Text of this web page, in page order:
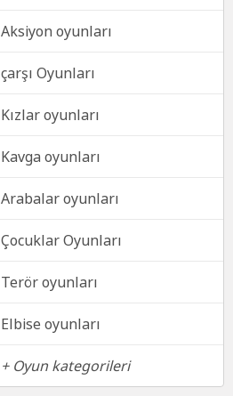
Aksiyon oyunları
çarşı Oyunları
Kızlar oyunları
Kavga oyunları
Arabalar oyunları
Çocuklar Oyunları
Terör oyunları
Elbise oyunları
+ Oyun kategorileri